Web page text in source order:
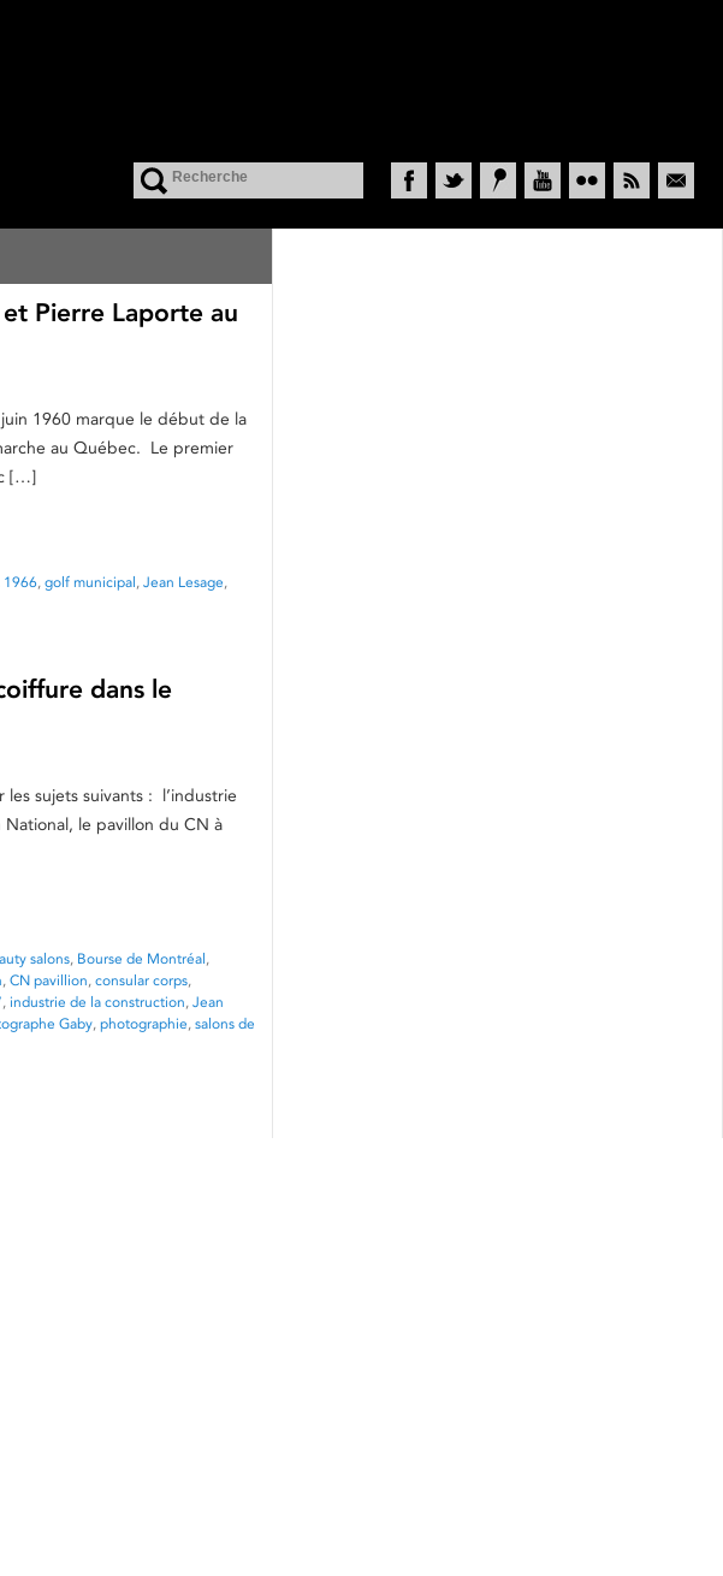
Pierre Laporte au
1960 marque le début de la
au Québec. Le premier
[…]
1966, golf municipal, Jean Lesage,
dans le
sujets suivants : l’industrie
le pavillon du CN à
salons, Bourse de Montréal,
, CN pavillion, consular corps,
, industrie de la construction, Jean
Gaby, photographie, salons de